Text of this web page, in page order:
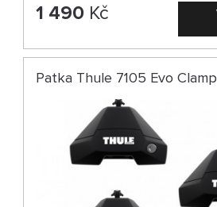
1 490 Kč
Patka Thule 7105 Evo Clamp